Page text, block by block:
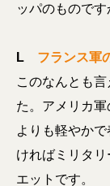
ッパのものです
L フランス軍
このなんとも
た。アメリカ
よりも軽やか
ければミリタ
エットです。